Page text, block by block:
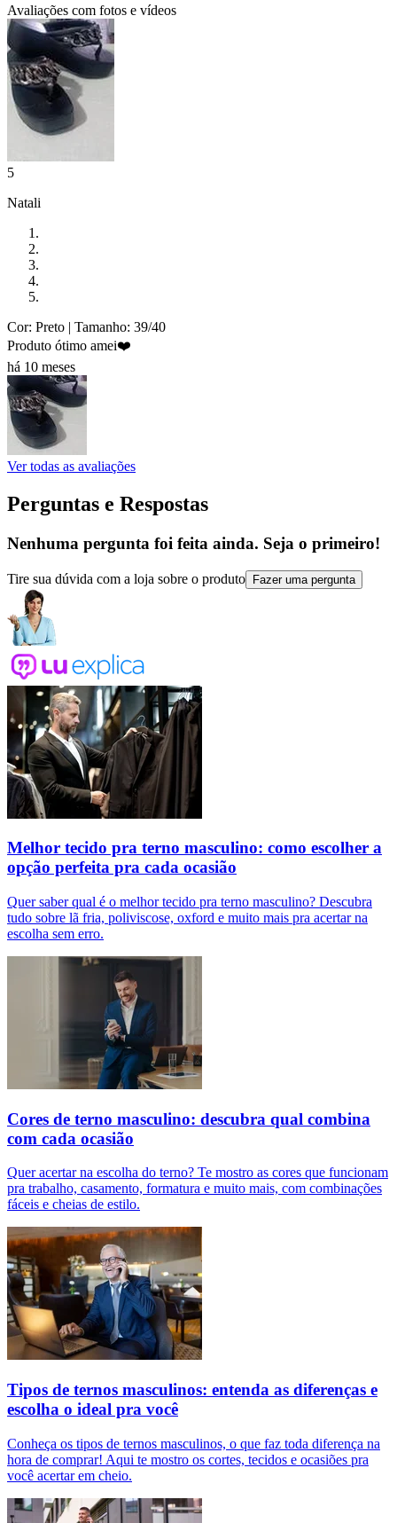
Avaliações com fotos e vídeos
5
Natali
Cor: Preto | Tamanho: 39/40
Produto ótimo amei❤️
há 10 meses
Ver todas as avaliações
Perguntas e Respostas
Nenhuma pergunta foi feita ainda. Seja o primeiro!
Tire sua dúvida com a loja sobre o produto Fazer uma pergunta
Melhor tecido pra terno masculino: como escolher a
opção perfeita pra cada ocasião
Quer saber qual é o melhor tecido pra terno masculino? Descubra
tudo sobre lã fria, poliviscose, oxford e muito mais pra acertar na
escolha sem erro.
Cores de terno masculino: descubra qual combina
com cada ocasião
Quer acertar na escolha do terno? Te mostro as cores que funcionam
pra trabalho, casamento, formatura e muito mais, com combinações
fáceis e cheias de estilo.
Tipos de ternos masculinos: entenda as diferenças e
escolha o ideal pra você
Conheça os tipos de ternos masculinos, o que faz toda diferença na
hora de comprar! Aqui te mostro os cortes, tecidos e ocasiões pra
você acertar em cheio.